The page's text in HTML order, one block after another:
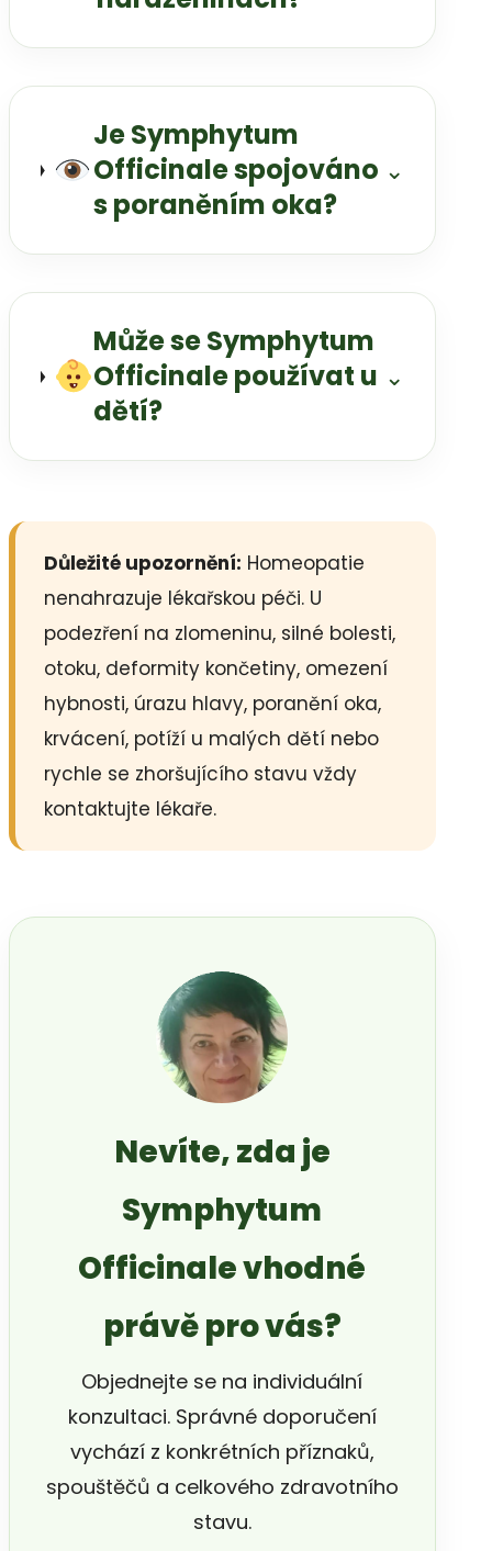
Je Symphytum
Officinale spojováno
s poraněním oka?
⌄
Může se Symphytum
Officinale používat u
dětí?
⌄
Důležité upozornění: Homeopatie
nenahrazuje lékařskou péči. U
podezření na zlomeninu, silné bolesti,
otoku, deformity končetiny, omezení
hybnosti, úrazu hlavy, poranění oka,
krvácení, potíží u malých dětí nebo
rychle se zhoršujícího stavu vždy
kontaktujte lékaře.
Nevíte, zda je
Symphytum
Officinale vhodné
právě pro vás?
Objednejte se na individuální
konzultaci. Správné doporučení
vychází z konkrétních příznaků,
spouštěčů a celkového zdravotního
stavu.